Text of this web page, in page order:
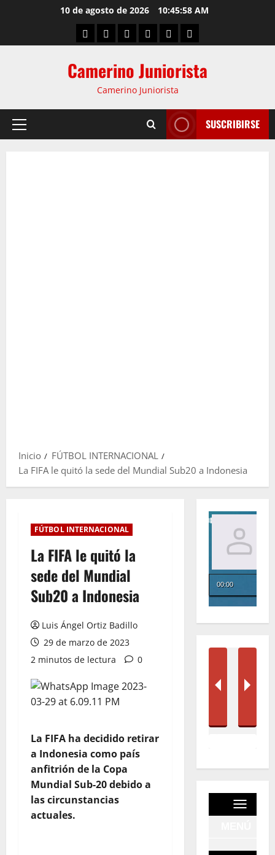
10 de agosto de 2026 10:45:59 AM
Camerino Juniorista
Camerino Juniorista
SUSCRIBIRSE
Inicio
FÚTBOL INTERNACIONAL
La FIFA le quitó la sede del Mundial Sub20 a Indonesia
FÚTBOL INTERNACIONAL
La FIFA le quitó la
sede del Mundial
Sub20 a Indonesia
Luis Ángel Ortiz Badillo
29 de marzo de 2023
2 minutos de lectura
0
La FIFA ha decidido retirar
a Indonesia como país
anfitrión de la Copa
Mundial Sub-20 debido a
las circunstancias
actuales.